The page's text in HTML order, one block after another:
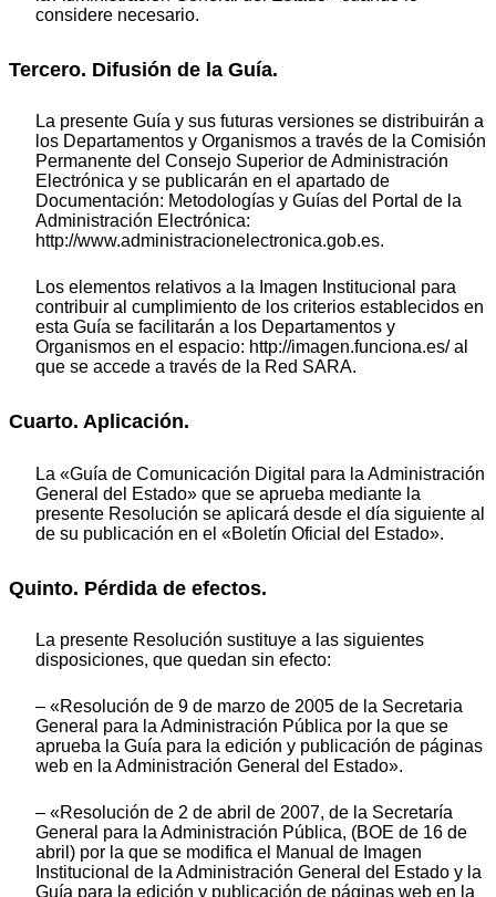
considere necesario.
Tercero. Difusión de la Guía.
La presente Guía y sus futuras versiones se distribuirán a
los Departamentos y Organismos a través de la Comisión
Permanente del Consejo Superior de Administración
Electrónica y se publicarán en el apartado de
Documentación: Metodologías y Guías del Portal de la
Administración Electrónica:
http://www.administracionelectronica.gob.es.
Los elementos relativos a la Imagen Institucional para
contribuir al cumplimiento de los criterios establecidos en
esta Guía se facilitarán a los Departamentos y
Organismos en el espacio: http://imagen.funciona.es/ al
que se accede a través de la Red SARA.
Cuarto. Aplicación.
La «Guía de Comunicación Digital para la Administración
General del Estado» que se aprueba mediante la
presente Resolución se aplicará desde el día siguiente al
de su publicación en el «Boletín Oficial del Estado».
Quinto. Pérdida de efectos.
La presente Resolución sustituye a las siguientes
disposiciones, que quedan sin efecto:
– «Resolución de 9 de marzo de 2005 de la Secretaria
General para la Administración Pública por la que se
aprueba la Guía para la edición y publicación de páginas
web en la Administración General del Estado».
– «Resolución de 2 de abril de 2007, de la Secretaría
General para la Administración Pública, (BOE de 16 de
abril) por la que se modifica el Manual de Imagen
Institucional de la Administración General del Estado y la
Guía para la edición y publicación de páginas web en la